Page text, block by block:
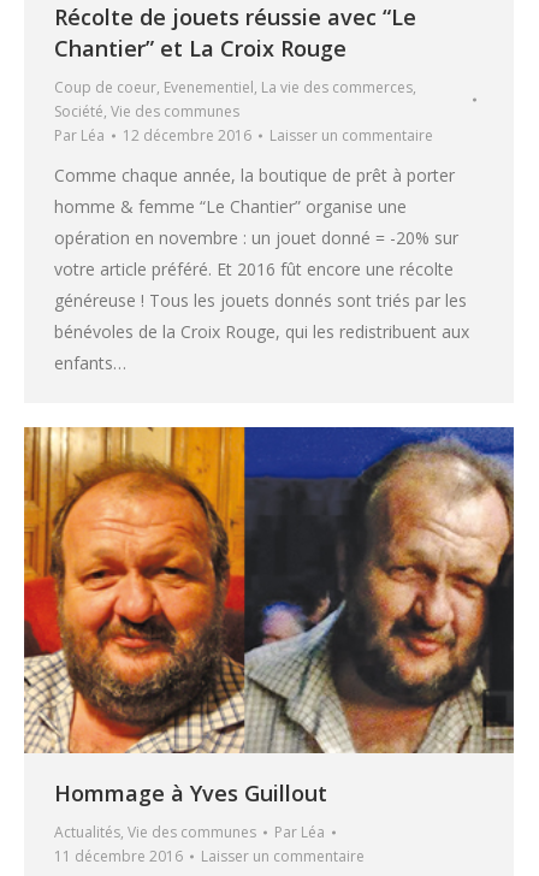
Récolte de jouets réussie avec “Le
Chantier” et La Croix Rouge
Coup de coeur, Evenementiel, La vie des commerces,
Société, Vie des communes
Par Léa 12 décembre 2016 Laisser un commentaire
Comme chaque année, la boutique de prêt à porter
homme & femme “Le Chantier” organise une
opération en novembre : un jouet donné = -20% sur
votre article préféré. Et 2016 fût encore une récolte
généreuse ! Tous les jouets donnés sont triés par les
bénévoles de la Croix Rouge, qui les redistribuent aux
enfants…
Hommage à Yves Guillout
Actualités, Vie des communes Par Léa
11 décembre 2016
Laisser un commentaire